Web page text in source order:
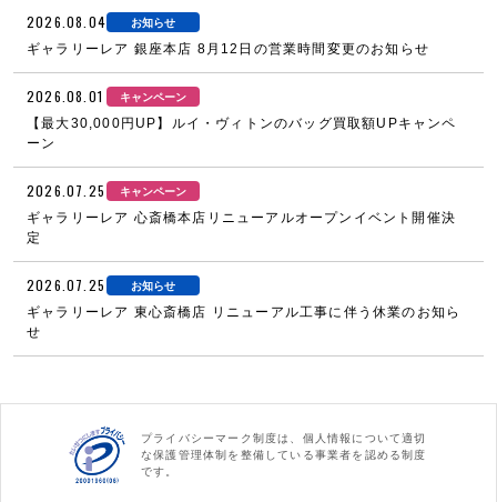
2026.08.04 お知らせ
ギャラリーレア 銀座本店 8月12日の営業時間変更のお知らせ
2026.08.01 キャンペーン
【最大30,000円UP】ルイ・ヴィトンのバッグ買取額UPキャンペ
ーン
2026.07.25 キャンペーン
ギャラリーレア 心斎橋本店リニューアルオープンイベント開催決
定
2026.07.25 お知らせ
ギャラリーレア 東心斎橋店 リニューアル工事に伴う休業のお知ら
せ
プライバシーマーク制度は、個人情報について適切
な保護管理体制を整備している事業者を認める制度
です。